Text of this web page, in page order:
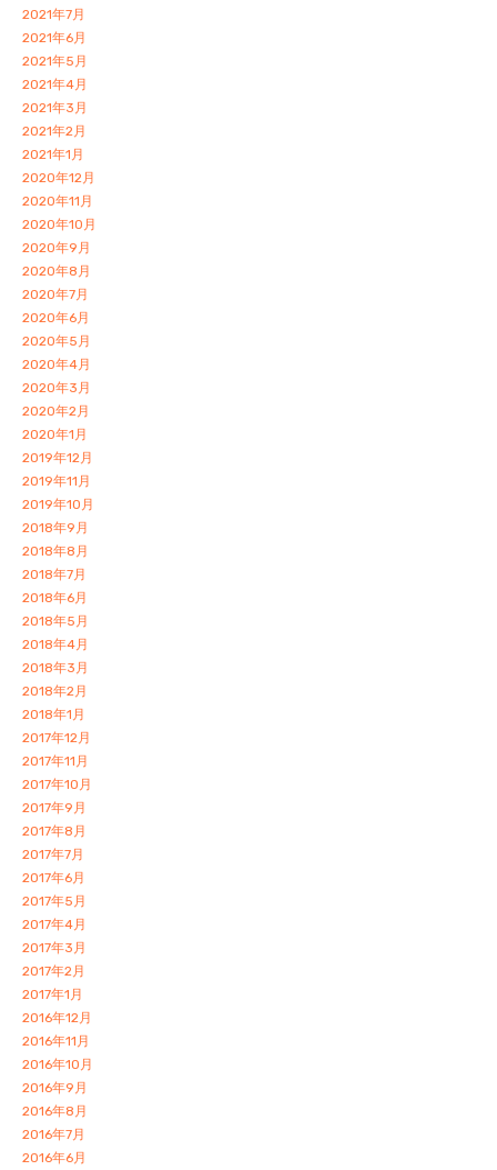
2021年7月
2021年6月
2021年5月
2021年4月
2021年3月
2021年2月
2021年1月
2020年12月
2020年11月
2020年10月
2020年9月
2020年8月
2020年7月
2020年6月
2020年5月
2020年4月
2020年3月
2020年2月
2020年1月
2019年12月
2019年11月
2019年10月
2018年9月
2018年8月
2018年7月
2018年6月
2018年5月
2018年4月
2018年3月
2018年2月
2018年1月
2017年12月
2017年11月
2017年10月
2017年9月
2017年8月
2017年7月
2017年6月
2017年5月
2017年4月
2017年3月
2017年2月
2017年1月
2016年12月
2016年11月
2016年10月
2016年9月
2016年8月
2016年7月
2016年6月